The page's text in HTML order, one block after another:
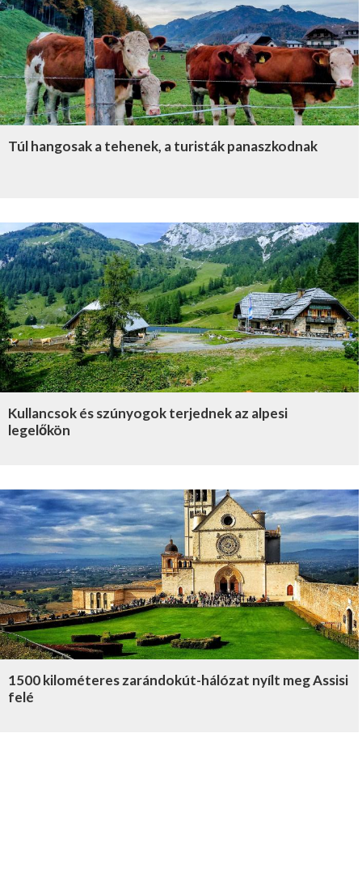
Túl hangosak a tehenek, a turisták panaszkodnak
Kullancsok és szúnyogok terjednek az alpesi
legelőkön
1500 kilométeres zarándokút-hálózat nyílt meg Assisi
felé